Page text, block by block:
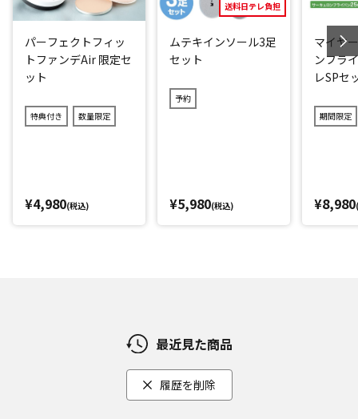
パーフェクトフィッ
トファンデAir 限定セ
ット
特典付き 数量限定
¥4,980(税込)
送料日テレ負担
ムテキインソール3足
セット
予約
¥5,980(税込)
マイヤ
ンフラ
レSPセ
期間限定
¥8,980
最近見た商品
履歴を削除